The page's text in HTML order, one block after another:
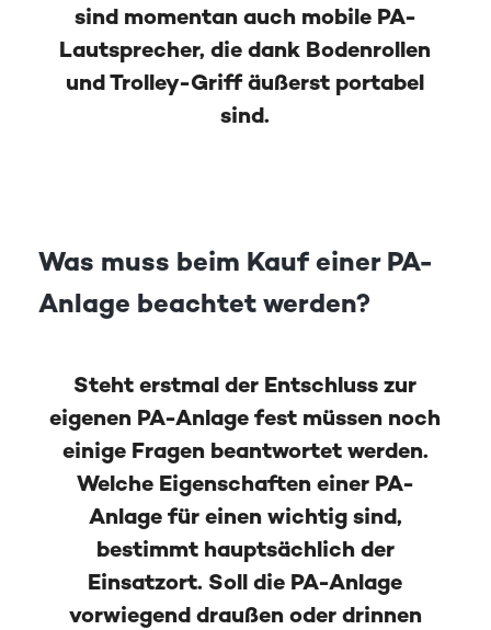
sind momentan auch mobile PA-
Lautsprecher, die dank Bodenrollen
und Trolley-Griff äußerst portabel
sind.
Was muss beim Kauf einer PA-
Anlage beachtet werden?
Steht erstmal der Entschluss zur
eigenen PA-Anlage fest müssen noch
einige Fragen beantwortet werden.
Welche Eigenschaften einer PA-
Anlage für einen wichtig sind,
bestimmt hauptsächlich der
Einsatzort. Soll die PA-Anlage
vorwiegend draußen oder drinnen